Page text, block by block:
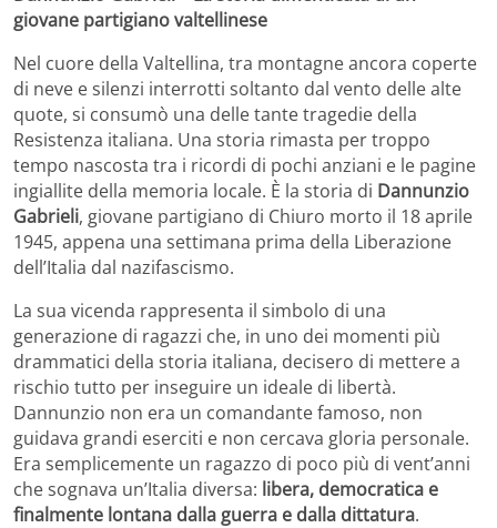
giovane partigiano valtellinese
Nel cuore della Valtellina, tra montagne ancora coperte
di neve e silenzi interrotti soltanto dal vento delle alte
quote, si consumò una delle tante tragedie della
Resistenza italiana. Una storia rimasta per troppo
tempo nascosta tra i ricordi di pochi anziani e le pagine
ingiallite della memoria locale. È la storia di Dannunzio
Gabrieli, giovane partigiano di Chiuro morto il 18 aprile
1945, appena una settimana prima della Liberazione
dell’Italia dal nazifascismo.
La sua vicenda rappresenta il simbolo di una
generazione di ragazzi che, in uno dei momenti più
drammatici della storia italiana, decisero di mettere a
rischio tutto per inseguire un ideale di libertà.
Dannunzio non era un comandante famoso, non
guidava grandi eserciti e non cercava gloria personale.
Era semplicemente un ragazzo di poco più di vent’anni
che sognava un’Italia diversa: libera, democratica e
finalmente lontana dalla guerra e dalla dittatura.